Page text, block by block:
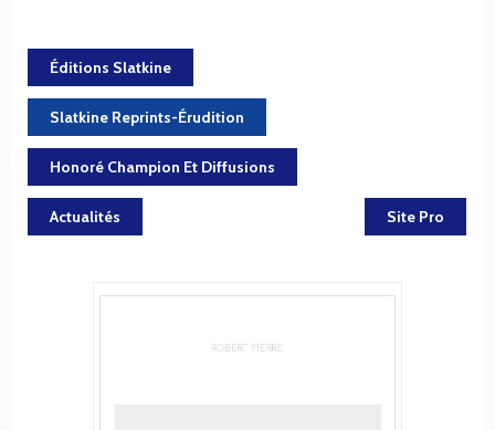
Éditions Slatkine
Slatkine Reprints-Érudition
Honoré Champion Et Diffusions
Actualités Site Pro